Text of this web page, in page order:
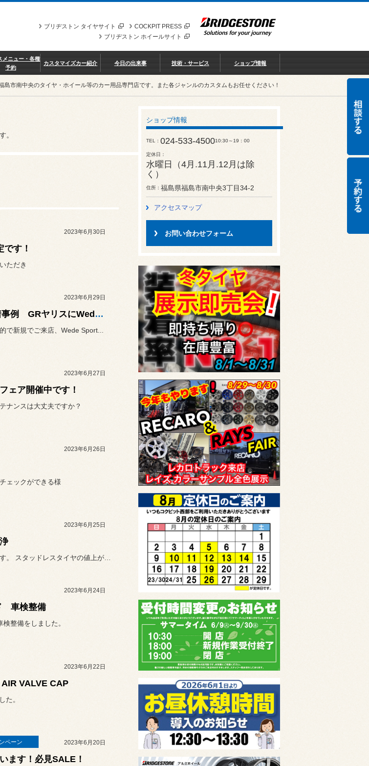
COCKPIT PRESS
ブリヂストン タイヤサイト
ブリヂストン ホイールサイト
メニュー・各種
予約
カスタマイズカー紹介 今日の出来事 技術・サービス ショップ情報
島市南中央のタイヤ・ホイール等のカー用品専門店です。また各ジャンルのカスタムもお任せください！
。
2023年6月30日
す！
ただき
2023年6月29日
2023年夏ホイール装着事例 GRヤリスにWedsSport TC105X
で新規でご来店、Wede Sport...
2023年6月27日
ェア開催中です！
ナンスは大丈夫ですか？
2023年6月26日
ェックができる様
2023年6月25日
いつも閲覧ありがとうございます。 スタッドレスタイヤの値上がりが近...
2023年6月24日
車検整備
整備をしました。
2023年6月22日
VALVE CAP
た。
ペーン 2023年6月20日
ます！必見SALE！
ショップ情報
TEL 024-533-450010:30～19：00
定休日
水曜日（4月.11月.12月は除
く）
住所 福島県福島市南中央3丁目34-2
アクセスマップ
お問い合わせフォーム